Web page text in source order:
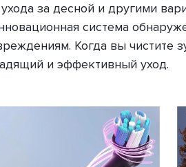
за десной и другими
система
Когда вы
и эффективный уход.